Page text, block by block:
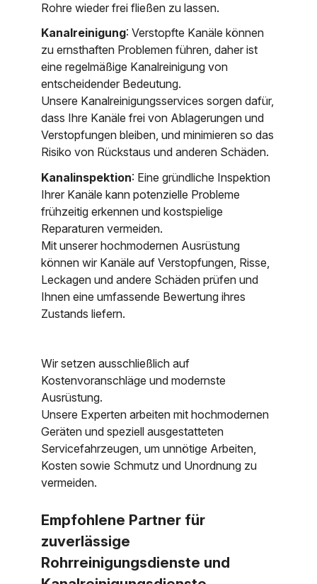
Rohre wieder frei fließen zu lassen.
Kanalreinigung: Verstopfte Kanäle können
zu ernsthaften Problemen führen, daher ist
eine regelmäßige Kanalreinigung von
entscheidender Bedeutung.
Unsere Kanalreinigungsservices sorgen dafür,
dass Ihre Kanäle frei von Ablagerungen und
Verstopfungen bleiben, und minimieren so das
Risiko von Rückstaus und anderen Schäden.
Kanalinspektion: Eine gründliche Inspektion
Ihrer Kanäle kann potenzielle Probleme
frühzeitig erkennen und kostspielige
Reparaturen vermeiden.
Mit unserer hochmodernen Ausrüstung
können wir Kanäle auf Verstopfungen, Risse,
Leckagen und andere Schäden prüfen und
Ihnen eine umfassende Bewertung ihres
Zustands liefern.
Wir setzen ausschließlich auf
Kostenvoranschläge und modernste
Ausrüstung.
Unsere Experten arbeiten mit hochmodernen
Geräten und speziell ausgestatteten
Servicefahrzeugen, um unnötige Arbeiten,
Kosten sowie Schmutz und Unordnung zu
vermeiden.
Empfohlene Partner für
zuverlässige
Rohrreinigungsdienste und